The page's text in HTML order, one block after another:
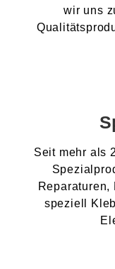
wir uns
Seit mehr als
Reparaturen,
speziell